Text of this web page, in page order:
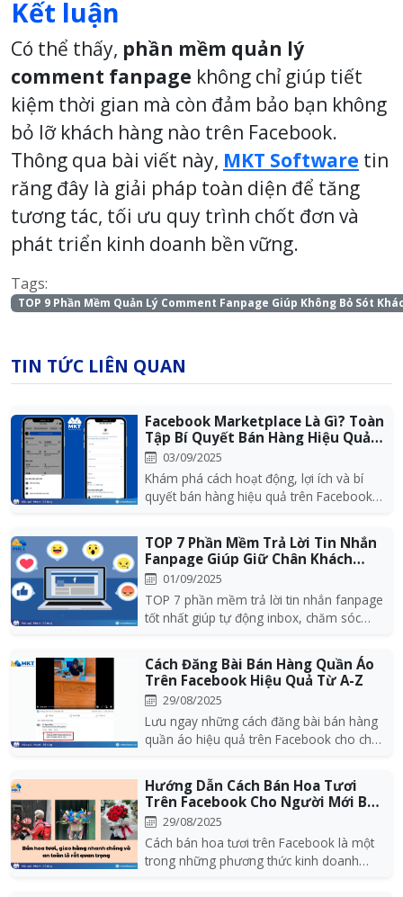
Kết luận
Có thể thấy, phần mềm quản lý
comment fanpage không chỉ giúp tiết
kiệm thời gian mà còn đảm bảo bạn không
bỏ lỡ khách hàng nào trên Facebook.
Thông qua bài viết này, MKT Software tin
răng đây là giải pháp toàn diện để tăng
tương tác, tối ưu quy trình chốt đơn và
phát triển kinh doanh bền vững.
Tags:
TOP 9 Phần Mềm Quản Lý Comment Fanpage Giúp Không Bỏ Sót
TIN TỨC LIÊN QUAN
Facebook Marketplace Là Gì? Toàn
Tập Bí Quyết Bán Hàng Hiệu Quả
202503/09/2025
Khám phá cách hoạt động, lợi ích và bí
quyết bán hàng hiệu quả trên Facebook
TOP 7 Phần Mềm Trả Lời Tin Nhắn
Fanpage Giúp Giữ Chân Khách
Hàng01/09/2025
TOP 7 phần mềm trả lời tin nhắn fanpage
tốt nhất giúp tự động inbox, chăm sóc
Cách Đăng Bài Bán Hàng Quần Áo
Trên Facebook Hiệu Quả Từ A-Z
29/08/2025
Lưu ngay những cách đăng bài bán hàng
quần áo hiệu quả trên Facebook cho chủ
Hướng Dẫn Cách Bán Hoa Tươi
Trên Facebook Cho Người Mới Bắt
Đầu29/08/2025
Cách bán hoa tươi trên Facebook là một
trong những phương thức kinh doanh